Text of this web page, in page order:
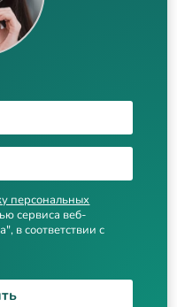
персональных
сервиса веб-
в соответствии с